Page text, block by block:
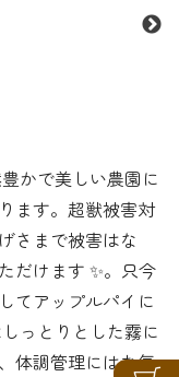
かで美しい農園に
ます。超獣被害対
さまで被害はな
だけます ✨。只今
てアップルパイに
っとりとした霧に
体調管理にはお気